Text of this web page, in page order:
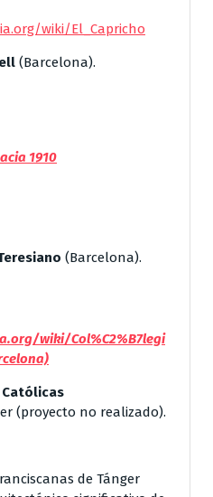
wiki/El_Capricho
(Barcelona).
1910
(Barcelona).
wiki/Col%C2%B7legi
(proyecto no realizado).
de Tánger